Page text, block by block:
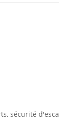
sécurité